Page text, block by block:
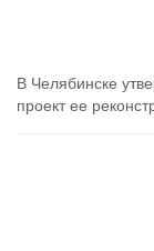
В Челябинске
проект ее